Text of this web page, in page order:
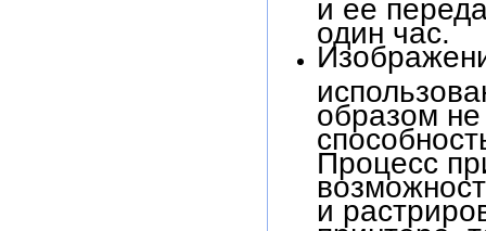
один час.
образом
Процесс
и